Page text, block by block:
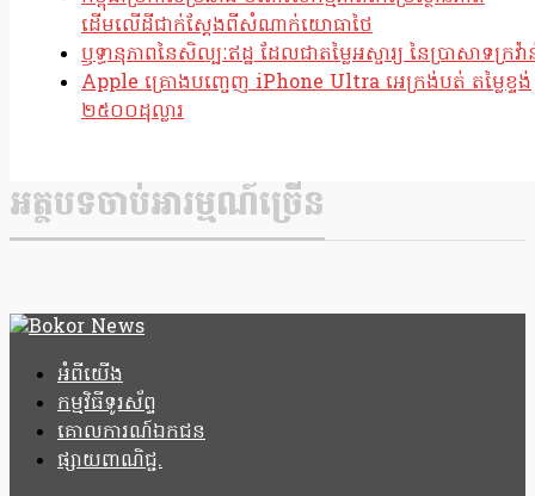
ដើមលើដីជាក់ស្តែងពីសំណាក់យោធាថៃ
ឫទ្ធានុភាពនៃសិល្បៈឥដ្ឋ ដែលជាតម្លៃអស្ចារ្យ នៃប្រាសាទក្រវ៉
Apple គ្រោងបញ្ចេញ iPhone Ultra អេក្រង់បត់ តម្លៃខ្ទង់
២៥០០ដុល្លារ
អត្ថបទចាប់អារម្មណ៍ច្រើន
អំពីយើង
កម្មវិធីទូរស័ព្ទ
គោលការណ៍ឯកជន
ផ្សាយពាណិជ្ជ.